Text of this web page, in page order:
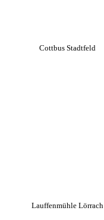
Cottbus Stadtfeld
Lauffenmühle Lörrach